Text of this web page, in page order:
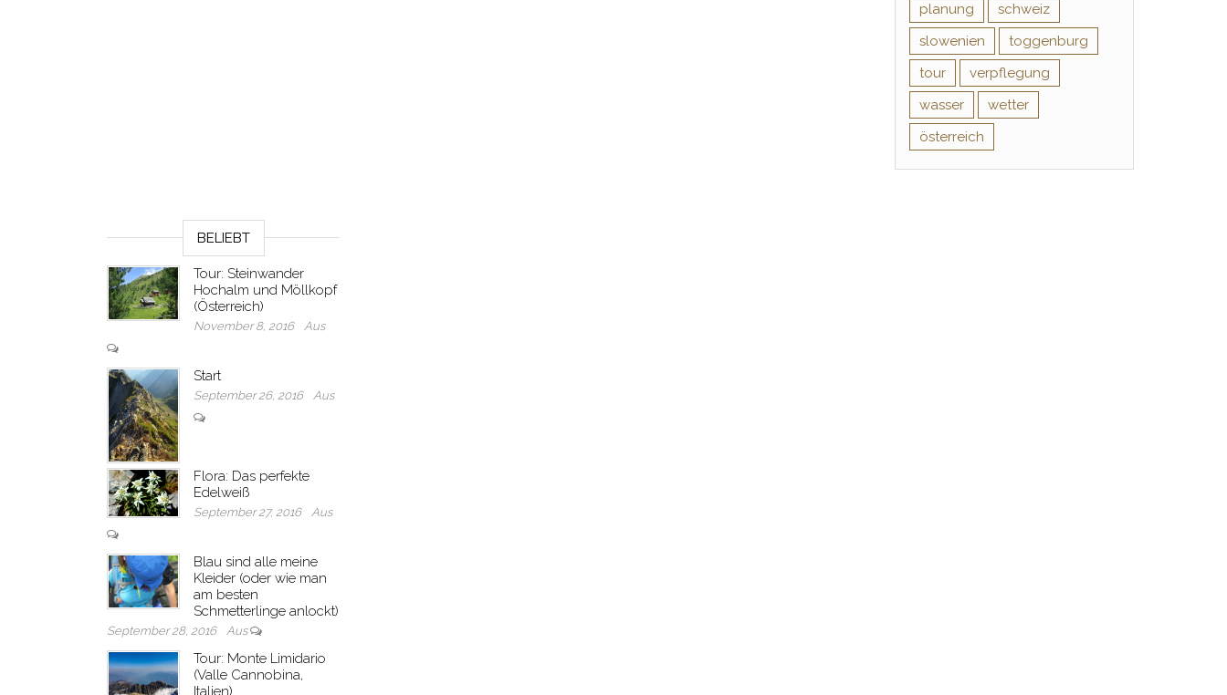
planung
schweiz
slowenien
toggenburg
tour
verpflegung
wasser
wetter
österreich
BELIEBT
Tour: Steinwander
Hochalm und Möllkopf
(Österreich)
November 8, 2016 Aus
Start
September 26, 2016 Aus
Flora: Das perfekte
Edelweiß
September 27, 2016 Aus
Blau sind alle meine
Kleider (oder wie man
am besten
Schmetterlinge anlockt)
September 28, 2016 Aus
Tour: Monte Limidario
(Valle Cannobina,
Italien)